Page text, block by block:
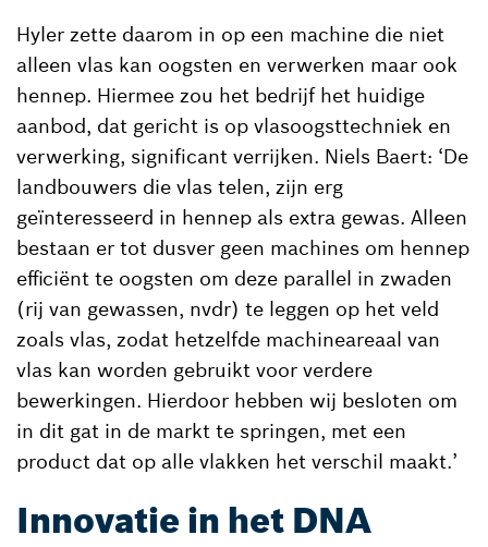
Hyler zette daarom in op een machine die niet
alleen vlas kan oogsten en verwerken maar ook
hennep. Hiermee zou het bedrijf het huidige
aanbod, dat gericht is op vlasoogsttechniek en
verwerking, significant verrijken. Niels Baert: ‘De
landbouwers die vlas telen, zijn erg
geïnteresseerd in hennep als extra gewas. Alleen
bestaan er tot dusver geen machines om hennep
efficiënt te oogsten om deze parallel in zwaden
(rij van gewassen, nvdr) te leggen op het veld
zoals vlas, zodat hetzelfde machineareaal van
vlas kan worden gebruikt voor verdere
bewerkingen. Hierdoor hebben wij besloten om
in dit gat in de markt te springen, met een
product dat op alle vlakken het verschil maakt.’
Innovatie in het DNA